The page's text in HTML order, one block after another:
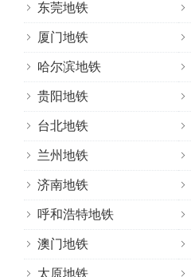
东莞地铁
厦门地铁
哈尔滨地铁
贵阳地铁
台北地铁
兰州地铁
济南地铁
呼和浩特地铁
澳门地铁
太原地铁